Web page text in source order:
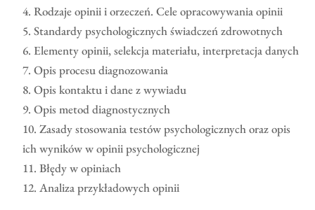
4. Rodzaje opinii i orzeczeń. Cele opracowywania opinii
5. Standardy psychologicznych świadczeń zdrowotnych
6. Elementy opinii, selekcja materiału, interpretacja danych
7. Opis procesu diagnozowania
8. Opis kontaktu i dane z wywiadu
9. Opis metod diagnostycznych
10. Zasady stosowania testów psychologicznych oraz opis
ich wyników w opinii psychologicznej
11. Błędy w opiniach
12. Analiza przykładowych opinii